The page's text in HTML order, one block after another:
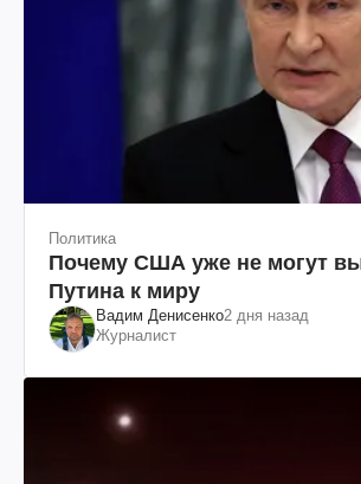
Политика
Почему США уже не могут
Путина к миру
Вадим Денисенко2 дня назад
Журналист